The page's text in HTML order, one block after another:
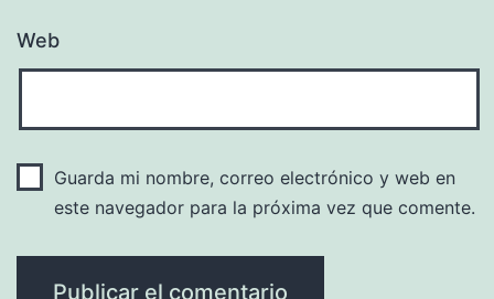
Web
Guarda mi nombre, correo electrónico y web en
este navegador para la próxima vez que comente.